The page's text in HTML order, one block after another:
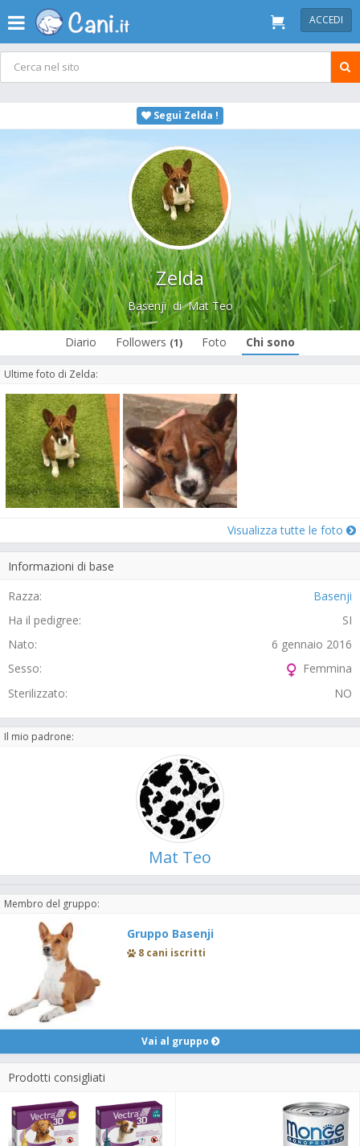
ACCEDI
Segui Zelda !
Zelda
BasenjidiMat Teo
Diario Followers (1) Foto Chi sono
Ultime foto di Zelda:
Visualizza tutte le foto
Informazioni di base
Razza:
Basenji
Ha il pedigree:
SI
Nato:
6 gennaio 2016
Sesso:
Femmina
Sterilizzato:
NO
Il mio padrone:
Mat Teo
Membro del gruppo:
Gruppo Basenji
8 cani iscritti
Vai al gruppo
Prodotti consigliati